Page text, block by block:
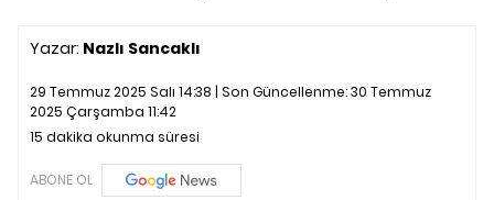
Yazar: Nazlı Sancaklı
29 Temmuz 2025 Salı 14:38 | Son Güncellenme:30 Temmuz
2025 Çarşamba 11:42
15 dakika okunma süresi
ABONE OL